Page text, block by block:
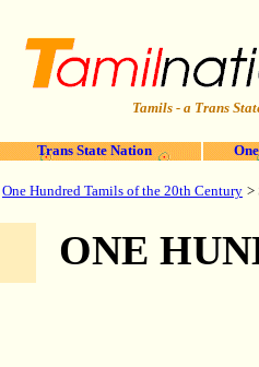
Tamils - a Trans
Trans State Nation
One Hundred Tamils of the 20th Century >
ONE